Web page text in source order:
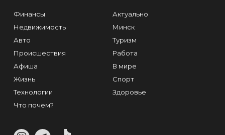
Финансы
Недвижимость
Авто
Происшествия
Афиша
Жизнь
Технологии
Что почем?
Актуально
Минск
Туризм
Работа
В мире
Спорт
Здоровье